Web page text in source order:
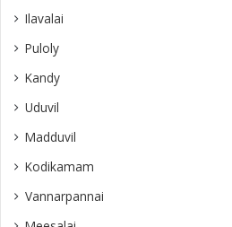
Ilavalai
Puloly
Kandy
Uduvil
Madduvil
Kodikamam
Vannarpannai